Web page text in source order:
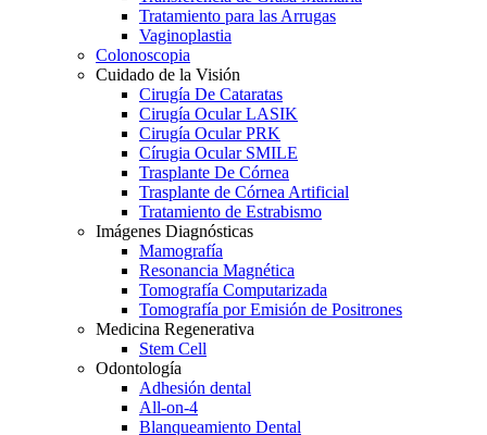
Tratamiento para las Arrugas
Vaginoplastia
Colonoscopia
Cuidado de la Visión
Cirugía De Cataratas
Cirugía Ocular LASIK
Cirugía Ocular PRK
Círugia Ocular SMILE
Trasplante De Córnea
Trasplante de Córnea Artificial
Tratamiento de Estrabismo
Imágenes Diagnósticas
Mamografía
Resonancia Magnética
Tomografía Computarizada
Tomografía por Emisión de Positrones
Medicina Regenerativa
Stem Cell
Odontología
Adhesión dental
All-on-4
Blanqueamiento Dental